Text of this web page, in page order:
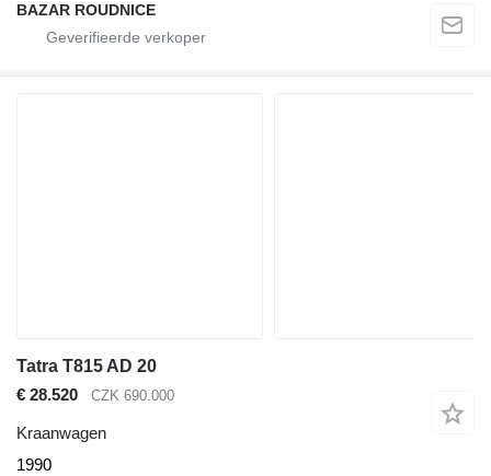
BAZAR ROUDNICE
Tatra T815 AD 20
€ 28.520
CZK 690.000
Kraanwagen
1990